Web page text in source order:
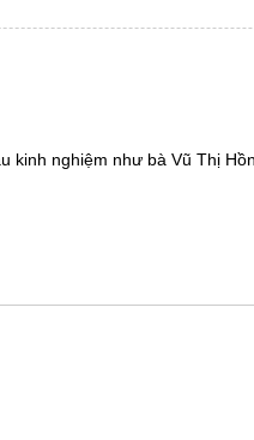
kinh nghiệm như bà Vũ Thị